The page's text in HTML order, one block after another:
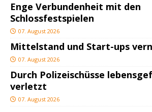
Enge Verbundenheit mit den
Schlossfestspielen
07. August 2026
Mittelstand und Start-ups
07. August 2026
Durch Polizeischüsse
verletzt
07. August 2026